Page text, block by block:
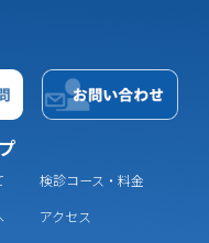
検診コース・料金
アクセス